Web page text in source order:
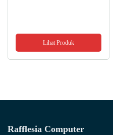
Lihat Produk
Rafflesia Computer